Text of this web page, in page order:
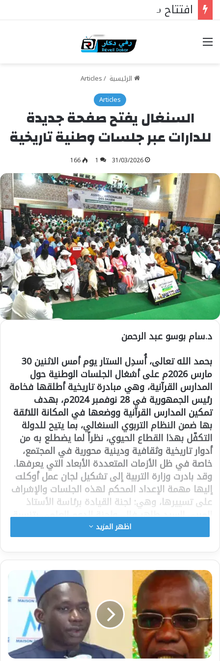
خيارات
الرئيسية /
Articles
Articles
السنغال يفتح صفحة جديدة
للدارات عبر جلسات وطنية تاريخية
31/03/2026
1
166
د.سام بوسو عبد الرحمن
بحمد الله تعالى، أُسدِل الستار يوم أمس الاثنين 30
مارس 2026م على أشغال الجلسات الوطنية حول
المدارس القرآنية، وهي مبادرة تاريخية أطلقها فخامة
رئيس الجمهورية في 28 نوفمبر 2024م، بهدف
تمكين المدارس القرآنية ووضعها في المكانة اللائقة
بها ضمن النظام التربوي السنغالي، بما يتيح للدولة
التكفّل بهذا القطاع الحيوي، نظراً لما يضطلع به من
أدوار تاريخية وثقافية ودينية محورية في المجتمع،
خاصة في ظل الأزمات المتعددة الأبعاد التي يعرفها.
وقد بادرت وزارة التربية إلى تشكيل لجان عمل أوكلت
إليها مهمة الإعداد المحكم لهذه الجلسات والإشراف
على تسييرها، وهي: لجنة القيادة برئاسة الأستاذ
المربي السيد طاهر فال، ولجنة الدعم العلمي بتنسيق
الدكتور سام بوسو، كاتب هذه السطور، ولجنة التنظيم
برئاسة المفتشالسيد موسى انيانغ، إلى جانب مجلس
المتابعة والتوجيه. برئاسة الأستاذ المربي مختار كيبي.
وعلى مدى سنة كاملة، عملت هذه اللجان بتنسيق
وثيق مع مدير الدارات بوزارة التربية، المفتشالسيد
بابكر صمب، على إعداد الوثائق المرجعية اللازمة
لتنظيم الجلسات، من مذكرات منهجية وخارطة طريق
وغيرها، كما نظمت مشاورات واسعة وشاملة ضمّت
مختلف الأطراف المعنية، من معلمي القرآن وأصحاب
الدارات والشيوخ والسلطات المحلية والمفتشين
وأولياء المتعلمين وغيرهم.
اظهر المزيد